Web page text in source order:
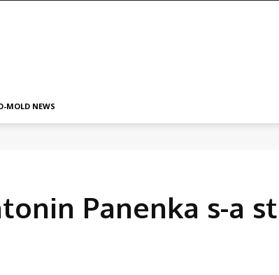
MOLD NEWS
Panenka s-a